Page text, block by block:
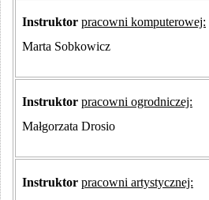
Instruktor pracowni komputerowej:
Marta Sobkowicz
Instruktor pracowni ogrodniczej:
Małgorzata Drosio
Instruktor pracowni artystycznej: